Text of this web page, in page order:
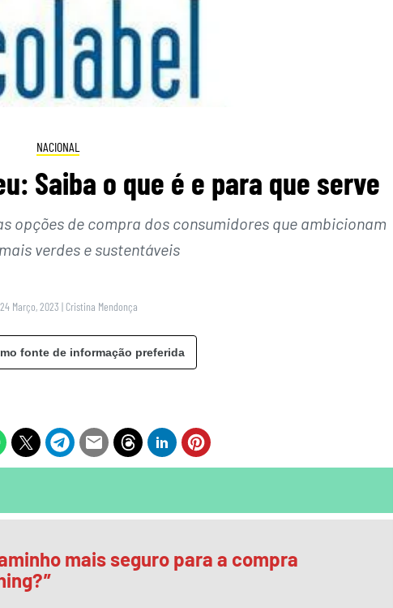
NACIONAL
Saiba o que é e para que serve
opções de compra dos consumidores que ambicionam
verdes e sustentáveis
Março, 2023 | Cristina Mendonça
fonte de informação preferida
mais seguro para a compra
”